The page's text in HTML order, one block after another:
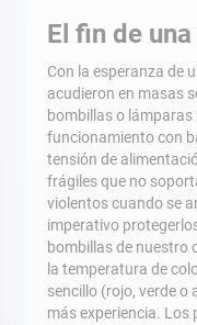
El fin de
Con la esperanza de
acudieron en masas
bombillas o
funcionamiento con
tensión de
frágiles que no
violentos cuando se
imperativo
bombillas de nuestro
la temperatura de
sencillo (rojo, verde o
más experiencia. Los